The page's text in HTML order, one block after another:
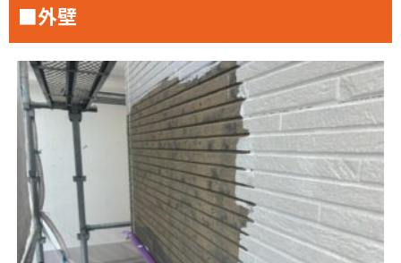
■外壁